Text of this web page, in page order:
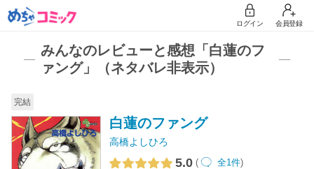
ログイン 会員登録
みんなのレビューと感想「白蓮のフ
ァング」（ネタバレ非表示）
完結
白蓮のファング
高橋よしひろ
5.0 ( 全1件)